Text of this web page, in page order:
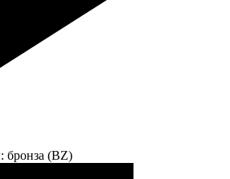
бронза (BZ)